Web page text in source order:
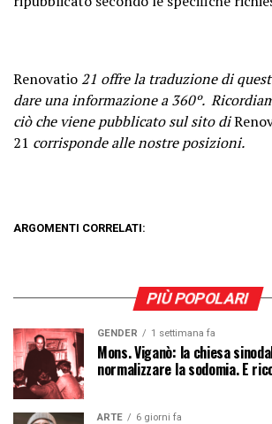
Renovatio 21 offre la traduzione di
dare una informazione a 360º.
ciò che viene pubblicato sul sito di
21 corrisponde alle nostre posizioni.
ARGOMENTI CORRELATI:
PIÙ POPOLARI
GENDER 1 settimana fa
Mons. Viganò: la chiesa
normalizzare la sodomia. E
ARTE 6 giorni fa